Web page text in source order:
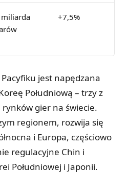
+7,5%
jest napędzana
Południową – trzy z
gier na świecie.
regionem, rozwija się
i Europa, częściowo
regulacyjne Chin i
Południowej i Japonii.